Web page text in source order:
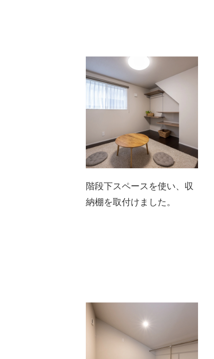
階段下スペースを使い、収
納棚を取付けました。